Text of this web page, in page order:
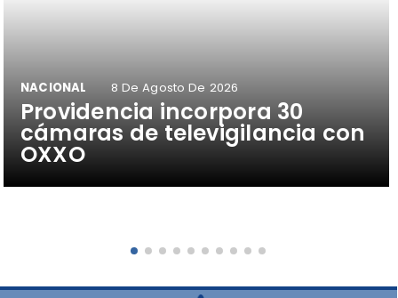
Providencia incorpora 30
cámaras de televigilancia con
OXXO
NACIONAL 8 De Agosto De 2026